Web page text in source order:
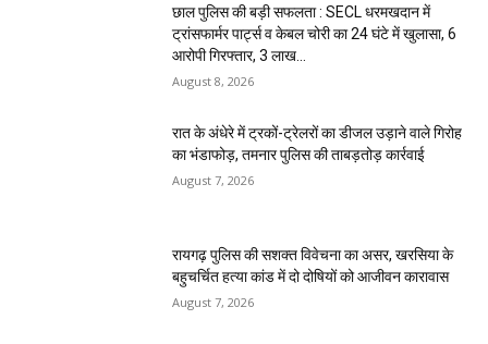
छाल पुलिस की बड़ी सफलता : SECL धरमखदान में
ट्रांसफार्मर पार्ट्स व केबल चोरी का 24 घंटे में खुलासा, 6
आरोपी गिरफ्तार, ₹3 लाख...
August 8, 2026
रात के अंधेरे में ट्रकों-ट्रेलरों का डीजल उड़ाने वाले गिरोह
का भंडाफोड़, तमनार पुलिस की ताबड़तोड़ कार्रवाई
August 7, 2026
रायगढ़ पुलिस की सशक्त विवेचना का असर, खरसिया के
बहुचर्चित हत्या कांड में दो दोषियों को आजीवन कारावास
August 7, 2026